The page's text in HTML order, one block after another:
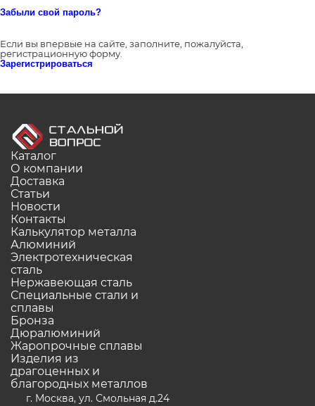
Забыли свой пароль?
Если вы впервые на сайте, заполните, пожалуйста,
регистрационную форму.
Зарегистрироваться
Каталог
О компании
Доставка
Статьи
Новости
Контакты
Калькулятор металла
Алюминий
Электротехническая
сталь
Нержавеющая сталь
Специальные стали и
сплавы
Бронза
Дюралюминий
Жаропрочные сплавы
Изделия из
драгоценных и
благородных металлов
г. Москва, ул. Смольная д.24